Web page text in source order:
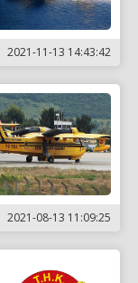
2021-11-13 14:43:42
2021-08-13 11:09:25